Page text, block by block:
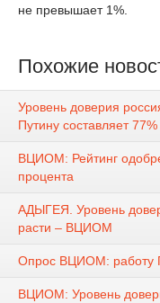
не превышает 1%.
Похожие
Уровень доверия
Путину составляет 77%
ВЦИОМ: Рейтинг
процента
АДЫГЕЯ. Уровень
расти – ВЦИОМ
Опрос ВЦИОМ: работу
ВЦИОМ: Уровень